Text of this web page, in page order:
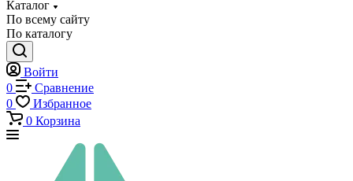
Каталог